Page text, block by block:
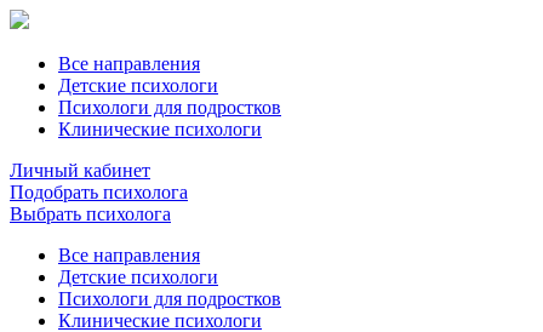
Все направления
Детские психологи
Психологи для подростков
Клинические психологи
Личный кабинет
Подобрать психолога
Выбрать психолога
Все направления
Детские психологи
Психологи для подростков
Клинические психологи